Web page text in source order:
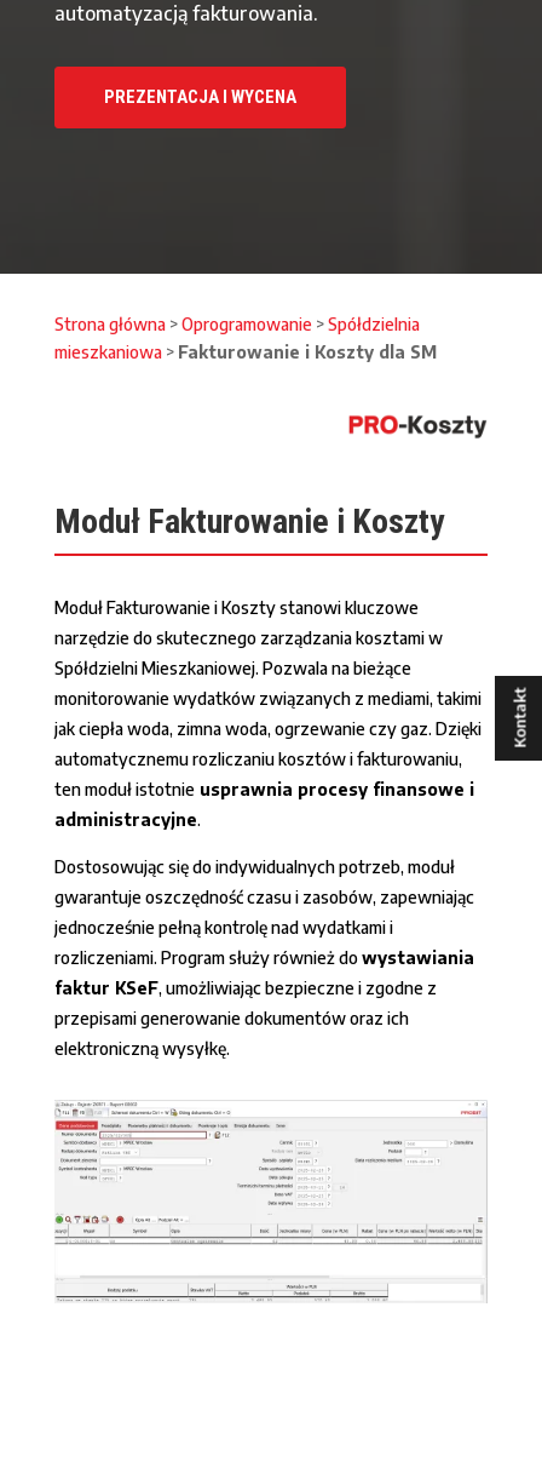
automatyzacją fakturowania.
PREZENTACJA I WYCENA
Strona główna>Oprogramowanie>Spółdzielnia
mieszkaniowa> Fakturowanie i Koszty dla SM
Moduł Fakturowanie i Koszty
Moduł Fakturowanie i Koszty stanowi kluczowe
narzędzie do skutecznego zarządzania kosztami w
Spółdzielni Mieszkaniowej. Pozwala na bieżące
monitorowanie wydatków związanych z mediami, takimi
jak ciepła woda, zimna woda, ogrzewanie czy gaz. Dzięki
automatycznemu rozliczaniu kosztów i fakturowaniu,
ten moduł istotnieusprawnia procesy finansowe i
administracyjne.
Dostosowując się do indywidualnych potrzeb, moduł
gwarantuje oszczędność czasu i zasobów, zapewniając
jednocześnie pełną kontrolę nad wydatkami i
rozliczeniami. Program służy również dowystawiania
faktur KSeF, umożliwiając bezpieczne i zgodne z
przepisami generowanie dokumentów oraz ich
elektroniczną wysyłkę.
Kontakt